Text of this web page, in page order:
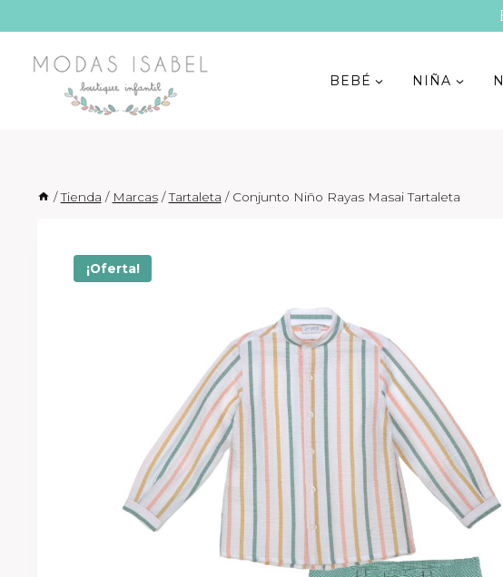
al
contenido
BEBÉ NIÑA
/ Tienda / Marcas / Tartaleta / Conjunto Niño Rayas Masai Tartaleta
¡Oferta!